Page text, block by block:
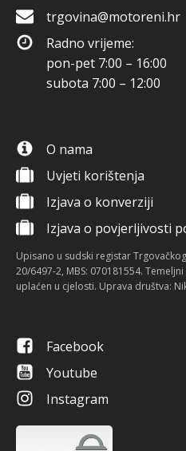
trgovina@motoreni.hr
Radno vrijeme:
pon-pet 7:00 – 16:00
subota 7:00 – 12:00
O nama
Uvjeti korištenja
Izjava o konverziji
Izjava o povjerljivosti
Upisano u sudski registar
20/6497-2, MBS: 070181554.
uplaćen u cjelosti. Uprava društva:
Facebook
Youtube
Instagram